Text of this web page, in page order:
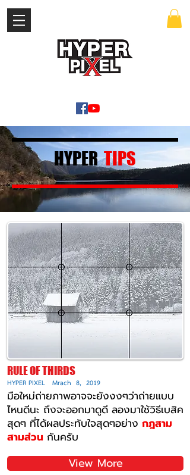
HYPERTIPS
RULE OF THIRDS
HYPER PIXEL Mrach 8, 2019
มือใหม่ถ่ายภาพอาจจะยังงงๆว่าถ่ายแบบ
ไหนดีนะ ถึงจะออกมาดูดี ลองมาใช้วิธีเบสิค
สุดๆ ที่ได้ผลประทับใจสุดๆอย่าง กฎสาม
สามส่วน กันครับ
View More